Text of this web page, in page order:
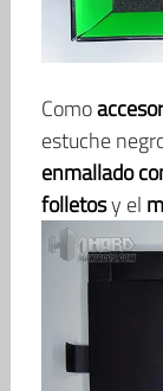
Como
estuche
enmallado
folletosy el